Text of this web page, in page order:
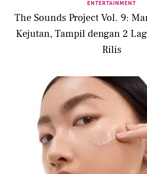
ENTERTAINMENT
The Sounds Project Vol. 9:
Kejutan, Tampil dengan 2
Rilis